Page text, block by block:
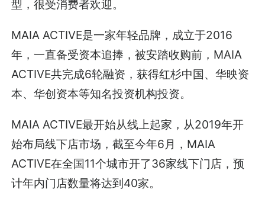
型，很受消费者欢迎。
MAIA ACTIVE是一家年轻品牌，成立于2016
年，一直备受资本追捧，被安踏收购前，MAIA
ACTIVE共完成6轮融资，获得红杉中国、华映资
本、华创资本等知名投资机构投资。
MAIA ACTIVE最开始从线上起家，从2019年开
始布局线下店市场，截至今年6月，MAIA
ACTIVE在全国11个城市开了36家线下门店，预
计年内门店数量将达到40家。